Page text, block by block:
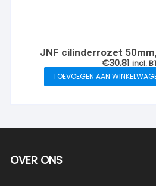
JNF cilinderrozet
€30.81 incl.
TOEVOEGEN AAN
OVER ONS